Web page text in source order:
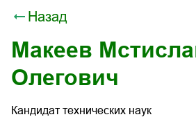
Назад
Макеев
Олегович
Кандидат технических наук